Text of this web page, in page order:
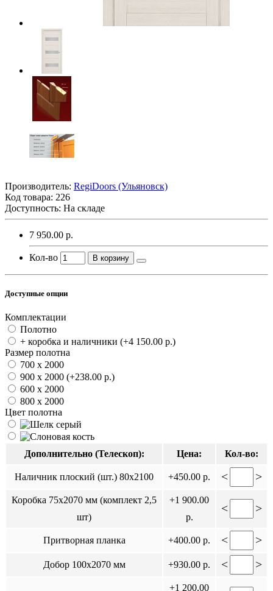
Производитель: RegiDoоrs (Ульяновск)
Код товара: 226
Доступность: На складе
7 950.00 р.
Кол-во В корзину
Доступные опции
Комплектации
Полотно
+ коробка и наличники (+4 150.00 р.)
Размер полотна
700 x 2000
900 x 2000 (+238.00 р.)
600 x 2000
800 x 2000
Цвет полотна
Дополнительно (Телескоп): Цена: Кол-во:
Наличник плоский (шт.) 80x2100 +450.00 р. < >
Коробка 75х2070 мм (комплект 2,5
шт)
+1 900.00
р.
< >
Притворная планка +400.00 р. < >
Добор 100х2070 мм +930.00 р. < >
+1 200.00